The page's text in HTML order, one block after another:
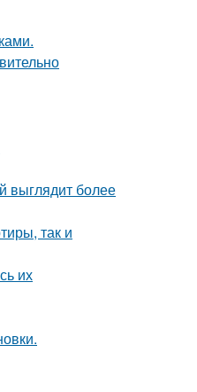
выглядит более
так и
их